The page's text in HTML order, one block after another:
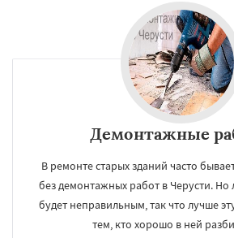
Демонтажные
В ремонте старых зданий часто
без демонтажных работ в Черусти. Но
будет неправильным, так что лучше
тем, кто хорошо в ней